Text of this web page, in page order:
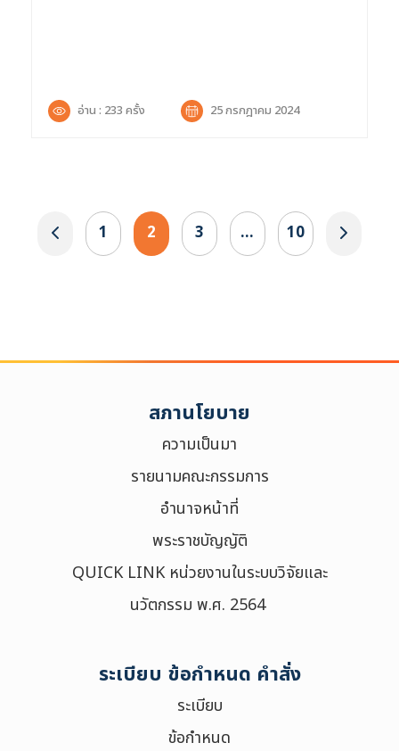
อ่าน : 233 ครั้ง 25 กรกฎาคม 2024
1 2 3 … 10
สภานโยบาย
ความเป็นมา
รายนามคณะกรรมการ
อำนาจหน้าที่
พระราชบัญญัติ
QUICK LINK หน่วยงานในระบบวิจัยและ
นวัตกรรม พ.ศ. 2564
ระเบียบ ข้อกำหนด คำสั่ง
ระเบียบ
ข้อกำหนด